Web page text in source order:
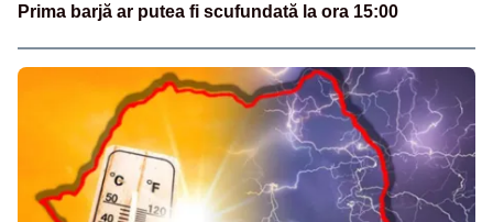
Prima barjă ar putea fi scufundată la ora 15:00